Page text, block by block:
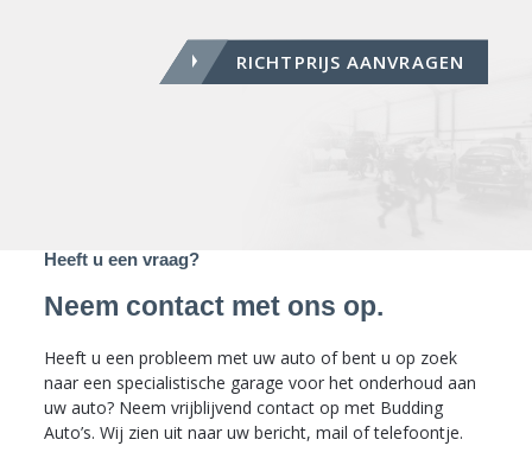
RICHTPRIJS AANVRAGEN
Heeft u een vraag?
Neem contact met ons op.
Heeft u een probleem met uw auto of bent u op zoek
naar een specialistische garage voor het onderhoud aan
uw auto? Neem vrijblijvend contact op met Budding
Auto’s. Wij zien uit naar uw bericht, mail of telefoontje.